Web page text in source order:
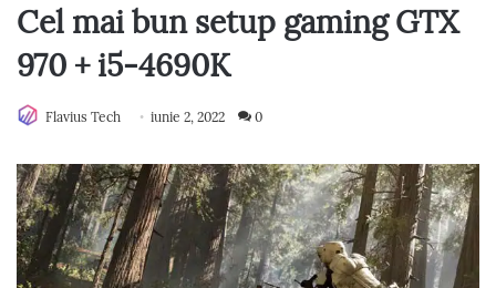
Cel mai bun setup gaming GTX
970 + i5-4690K
Flavius Tech iunie 2, 2022 0